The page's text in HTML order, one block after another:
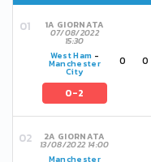
1A GIORNATA
07/08/2022
15:30
West Ham -
Manchester
City
0-2
0 0
2A GIORNATA
13/08/2022 14:00
Manchester